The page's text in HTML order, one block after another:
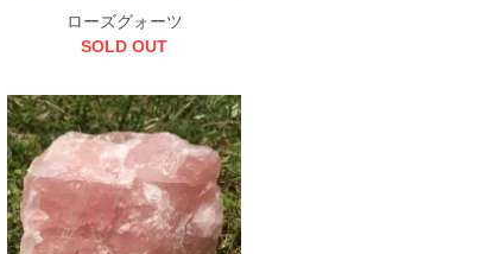
ローズグォーツ
SOLD OUT